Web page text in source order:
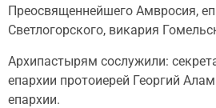
Преосвященнейшего Амвросия,
Светлогорского, викария
Архипастырям сослужили:
епархии протоиерей Георгий
епархии.